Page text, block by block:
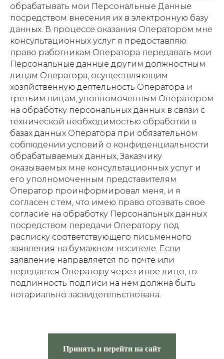
обрабатывать мои Персональные Данные
посредством внесения их в электронную базу
данных. В процессе оказания Оператором мне
консультационных услуг я предоставляю
право работникам Оператора передавать мои
Персональные данные другим должностным
лицам Оператора, осуществляющим
хозяйственную деятельность Оператора и
третьим лицам, уполномоченным Оператором
на обработку персональных данных в связи с
технической необходимостью обработки в
базах данных Оператора при обязательном
соблюдении условий о конфиденциальности
обрабатываемых данных, Заказчику
оказываемых мне консультационных услуг и
его уполномоченным представителям.
Оператор проинформировал меня, и я
согласен с тем, что имею право отозвать свое
согласие на обработку Персональных данных
посредством передачи Оператору под
расписку соответствующего письменного
заявления на бумажном носителе. Если
заявление направляется по почте или
передается Оператору через иное лицо, то
подлинность подписи на нем должна быть
нотариально засвидетельствована.
Принять и перейти на сайт